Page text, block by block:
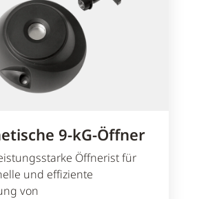
9-kG-Öffner
Öffnerist für
und effiziente
von